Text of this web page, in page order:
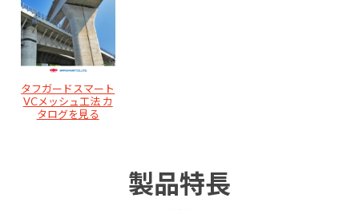
タフガードスマート
VCメッシュ工法 カ
タログを見る
製品特長